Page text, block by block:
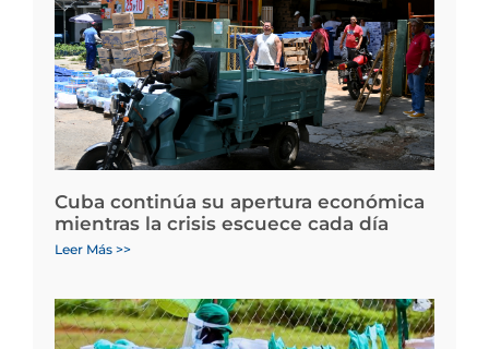
Cuba continúa su apertura económica
mientras la crisis escuece cada día
Leer Más >>